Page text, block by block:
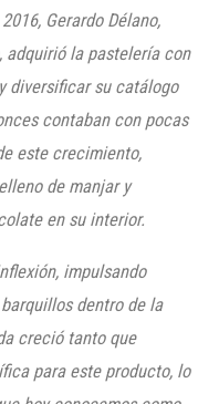
Gerardo Délano,
adquirió la pastelería con
diversificar su catálogo
contaban con pocas
este crecimiento,
de manjar y
en su interior.
impulsando
dentro de la
creció tanto que
para este producto, lo